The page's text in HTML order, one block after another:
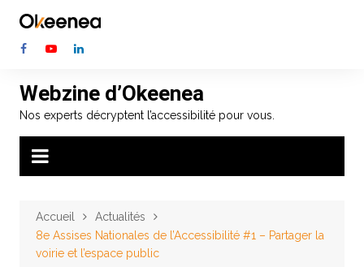
contenu
Webzine d’Okeenea
Nos experts décryptent l’accessibilité pour vous.
Accueil
Actualités
8e Assises Nationales de l’Accessibilité #1 – Partager la
voirie et l’espace public